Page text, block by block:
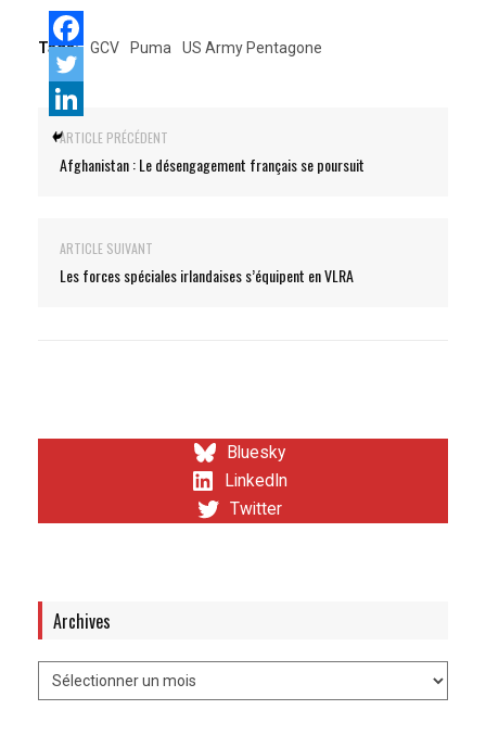
Tags: GCV Puma US Army Pentagone
ARTICLE PRÉCÉDENT
Afghanistan : Le désengagement français se poursuit
ARTICLE SUIVANT
Les forces spéciales irlandaises s’équipent en VLRA
Bluesky
LinkedIn
Twitter
Archives